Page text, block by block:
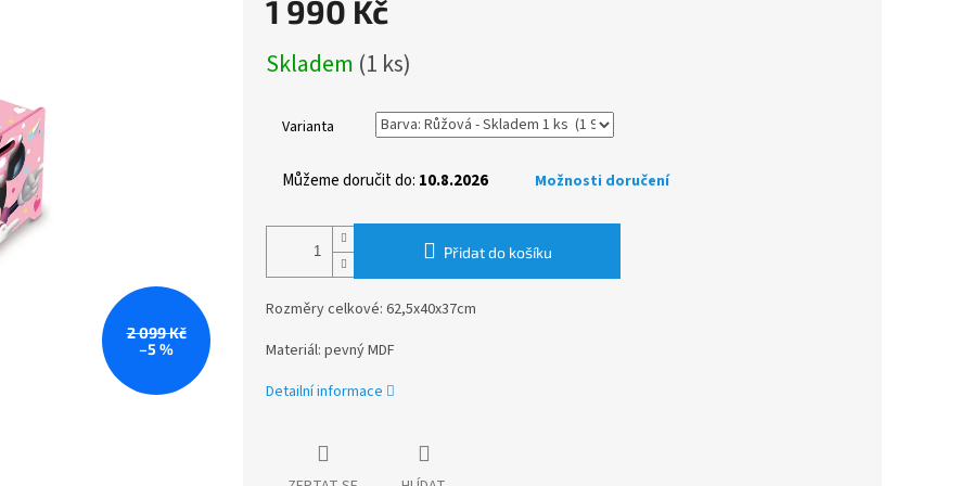
2 099 Kč
–5 %
1 990 Kč
cena:
Skladem (1 ks)
Varianta
Můžeme doručit do: 10.8.2026 Možnosti doručení
Přidat do košíku
Rozměry celkové: 62,5x40x37cm
Materiál: pevný MDF
Detailní informace